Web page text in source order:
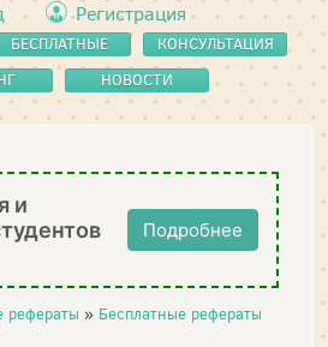
Регистрация
БЕСПЛАТНЫЕ
РЕФЕРАТЫ
КОНСУЛЬТАЦИЯ
НОВОСТИ
и
Подробнее
рефераты » Бесплатные рефераты